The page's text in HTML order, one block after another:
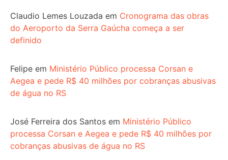
Claudio Lemes Louzada em Cronograma das obras
do Aeroporto da Serra Gaúcha começa a ser
definido
Felipe em Ministério Público processa Corsan e
Aegea e pede R$ 40 milhões por cobranças abusivas
de água no RS
José Ferreira dos Santos em Ministério Público
processa Corsan e Aegea e pede R$ 40 milhões por
cobranças abusivas de água no RS